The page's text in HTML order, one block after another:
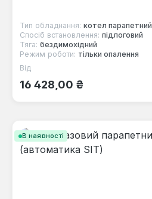
Тип обладнання: котел парапетний
Спосіб встановлення: підлоговий
Тяга: бездимохідний
Режим роботи: тільки опалення
Звичайна ціна:
Від
16 428,00 ₴
В наявності